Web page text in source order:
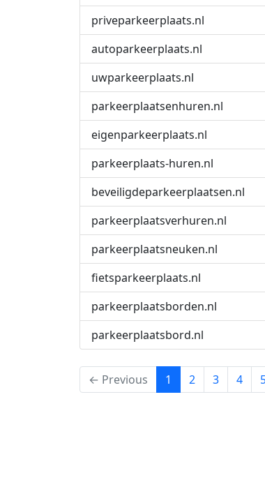
priveparkeerplaats.nl
autoparkeerplaats.nl
uwparkeerplaats.nl
parkeerplaatsenhuren.nl
eigenparkeerplaats.nl
parkeerplaats-huren.nl
beveiligdeparkeerplaatsen.nl
parkeerplaatsverhuren.nl
parkeerplaatsneuken.nl
fietsparkeerplaats.nl
parkeerplaatsborden.nl
parkeerplaatsbord.nl
← Previous 1 (current)
2 3 4